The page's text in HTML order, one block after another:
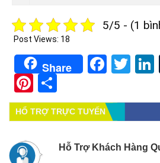
5/5 - (1
Post Views: 18
Share
Pinterest
HỔ TRỢ TRỰC TUYẾN
Hỗ Trợ Khách Hàng